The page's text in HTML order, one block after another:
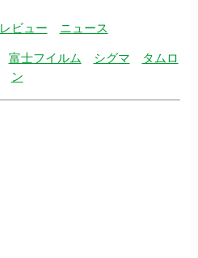
レビュー ニュース
富士フイルム シグマ
タムロ
ン